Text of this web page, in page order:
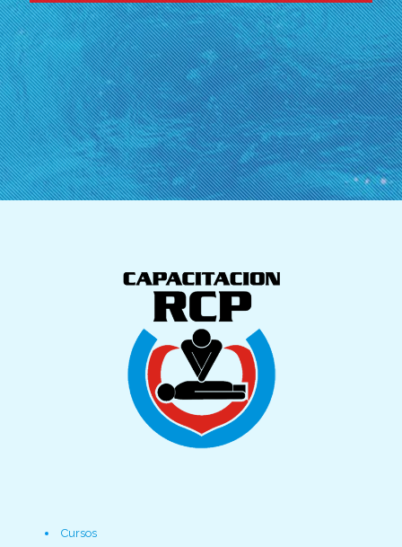
Cursos